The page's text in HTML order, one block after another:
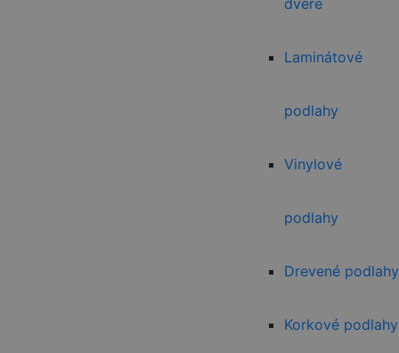
dvere
Laminátové
podlahy
Vinylové
podlahy
Drevené podlahy
Korkové podlahy